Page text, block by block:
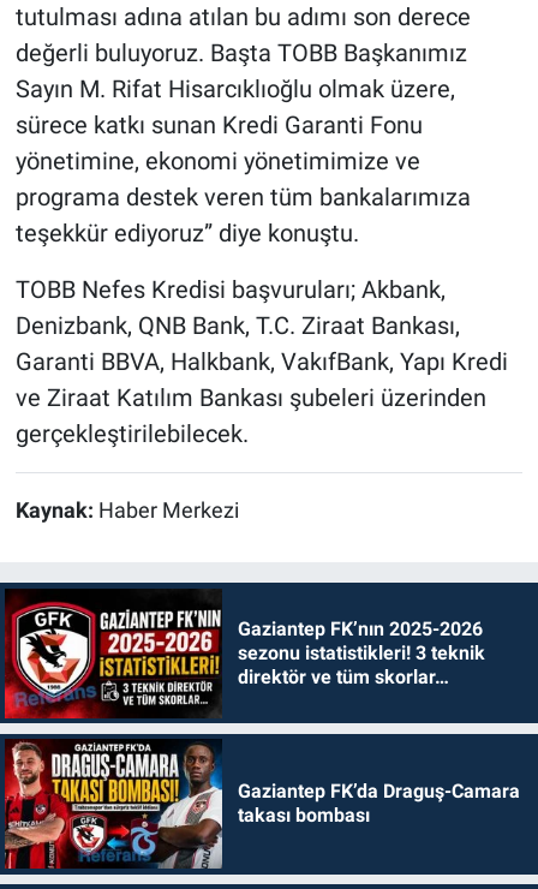
tutulması adına atılan bu adımı son derece
değerli buluyoruz. Başta TOBB Başkanımız
Sayın M. Rifat Hisarcıklıoğlu olmak üzere,
sürece katkı sunan Kredi Garanti Fonu
yönetimine, ekonomi yönetimimize ve
programa destek veren tüm bankalarımıza
teşekkür ediyoruz” diye konuştu.
TOBB Nefes Kredisi başvuruları; Akbank,
Denizbank, QNB Bank, T.C. Ziraat Bankası,
Garanti BBVA, Halkbank, VakıfBank, Yapı Kredi
ve Ziraat Katılım Bankası şubeleri üzerinden
gerçekleştirilebilecek.
Kaynak: Haber Merkezi
Gaziantep FK’nın 2025-2026
sezonu istatistikleri! 3 teknik
direktör ve tüm skorlar…
Gaziantep FK’da Draguş-Camara
takası bombası